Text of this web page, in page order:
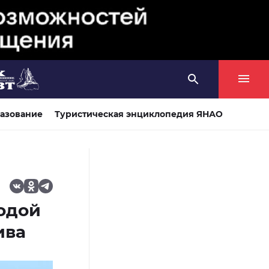
Туристическая энциклопедия ЯНАО